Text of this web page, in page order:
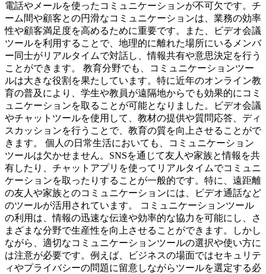
電話やメールを使ったコミュニケーションが不可欠です。チ
ーム間や顧客との円滑なコミュニケーションは、業務の効率
性や顧客満足度を高めるために重要です。また、ビデオ会議
ツールを利用することで、地理的に離れた場所にいるメンバ
ー同士がリアルタイムで対話し、情報共有や意思決定を行う
ことができます。 教育分野でも、コミュニケーションツー
ルは大きな役割を果たしています。特に近年のオンライン教
育の普及により、学生や教員が遠隔地からでも効果的にコミ
ュニケーションを取ることが可能となりました。ビデオ会議
やチャットツールを使用して、教材の提供や質問応答、ディ
スカッションを行うことで、教育の質を向上させることがで
きます。 個人の日常生活においても、コミュニケーション
ツールは欠かせません。SNSを通じて友人や家族と情報を共
有したり、チャットアプリを使ってリアルタイムでコミュニ
ケーションを取ったりすることが一般的です。特に、遠距離
の友人や家族とのコミュニケーションには、ビデオ通話など
のツールが活用されています。 コミュニケーションツール
の利用は、情報の迅速な伝達や効率的な協力を可能にし、さ
まざまな分野で生産性を向上させることができます。しかし
ながら、適切なコミュニケーションツールの選択や使い方に
は注意が必要です。例えば、ビジネスの場面ではセキュリテ
ィやプライバシーの問題に留意しながらツールを選定する必